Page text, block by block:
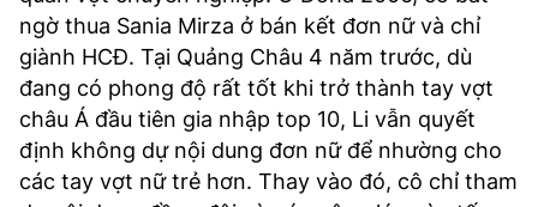
ngờ thua Sania Mirza ở bán kết đơn nữ và chỉ
giành HCĐ. Tại Quảng Châu 4 năm trước, dù
đang có phong độ rất tốt khi trở thành tay vợt
châu Á đầu tiên gia nhập top 10, Li vẫn quyết
định không dự nội dung đơn nữ để nhường cho
các tay vợt nữ trẻ hơn. Thay vào đó, cô chỉ tham